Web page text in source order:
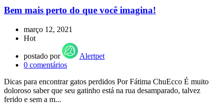
Bem mais perto do que você imagina!
março 12, 2021
Hot
postado por
Alertpet
0 comentários
Dicas para encontrar gatos perdidos Por Fátima ChuEcco É muito
doloroso saber que seu gatinho está na rua desamparado, talvez
ferido e sem a m...